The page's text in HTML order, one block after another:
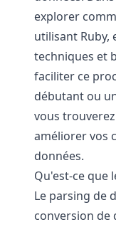
explorer
utilisant Ruby,
techniques et
faciliter ce
débutant ou
vous
améliorer vos
données.
Qu'est-ce que
Le parsing de
conversion de